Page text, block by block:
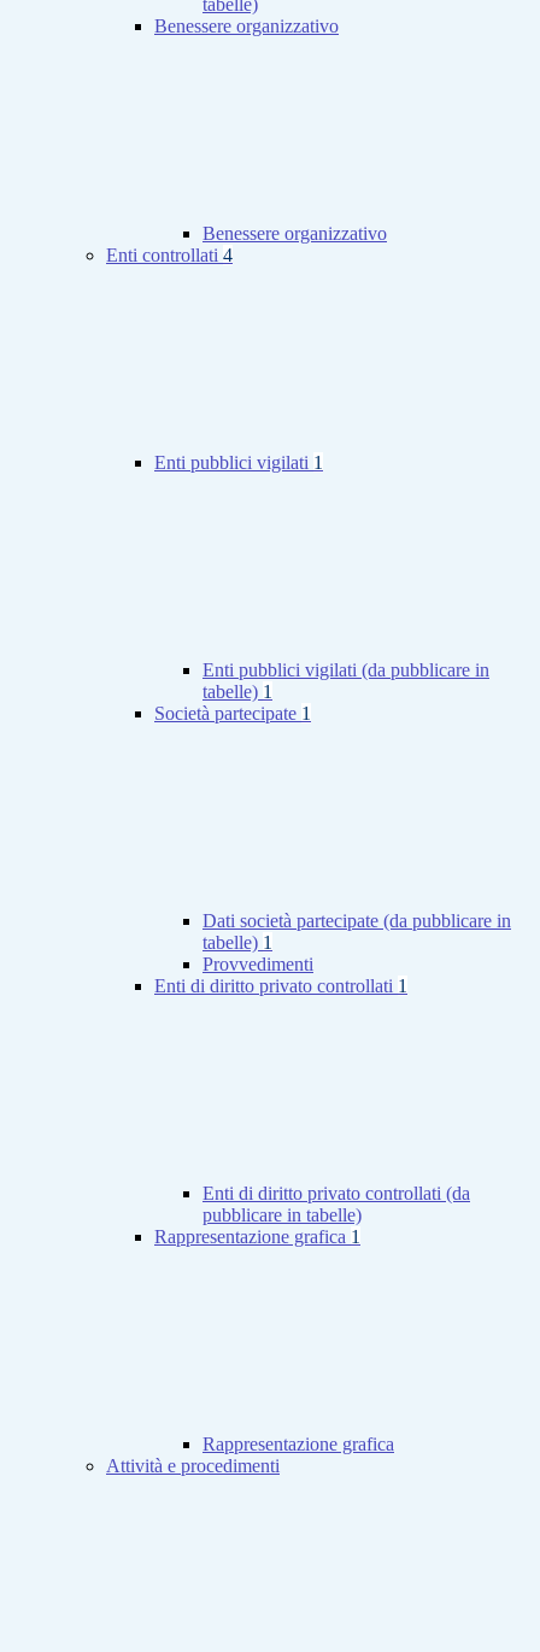
tabelle)
Benessere organizzativo
Benessere organizzativo
Enti controllati 4
Enti pubblici vigilati 1
Enti pubblici vigilati (da pubblicare in
tabelle) 1
Società partecipate 1
Dati società partecipate (da pubblicare in
tabelle) 1
Provvedimenti
Enti di diritto privato controllati 1
Enti di diritto privato controllati (da
pubblicare in tabelle)
Rappresentazione grafica 1
Rappresentazione grafica
Attività e procedimenti